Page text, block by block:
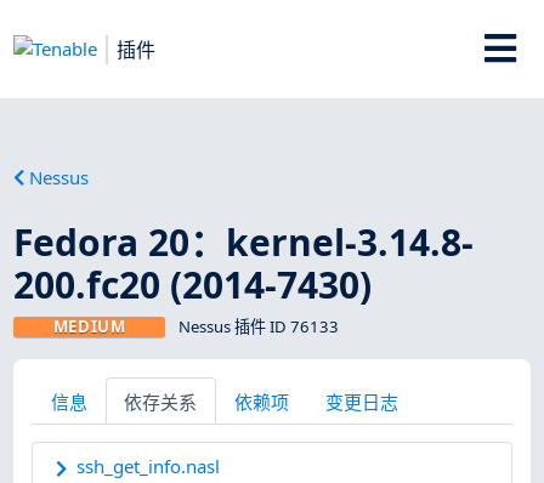
插件
Nessus
Fedora 20：kernel-3.14.8-
200.fc20 (2014-7430)
MEDIUM Nessus 插件 ID 76133
信息 依存关系 依赖项 变更日志
ssh_get_info.nasl